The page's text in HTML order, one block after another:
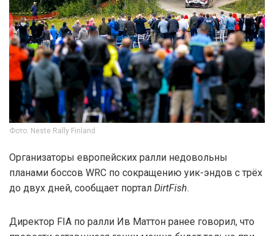
Фото: Neste Rally Finland
Организаторы европейских ралли недовольны
планами боссов WRC по сокращению уик-эндов с трёх
до двух дней, сообщает портал DirtFish.
Директор FIA по ралли Ив Маттон ранее говорил, что